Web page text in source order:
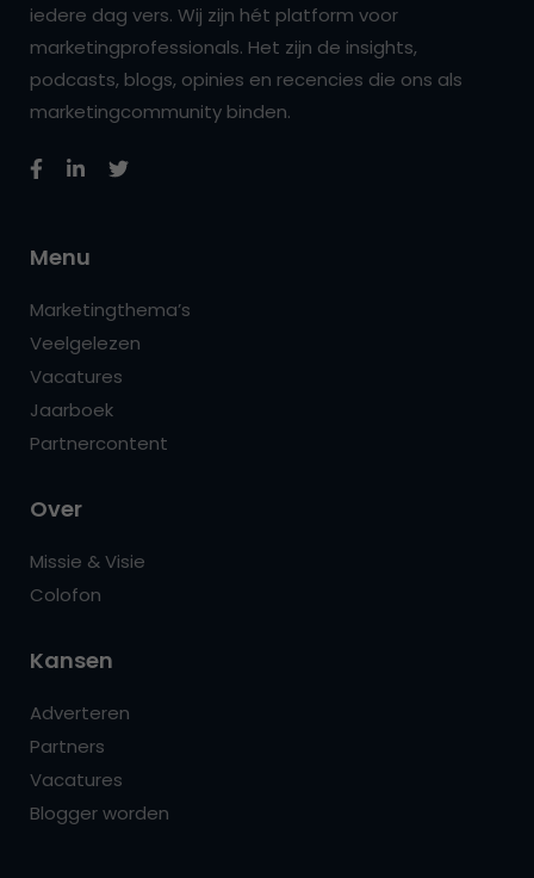
iedere dag vers. Wij zijn hét platform voor
marketingprofessionals. Het zijn de insights,
podcasts, blogs, opinies en recencies die ons als
marketingcommunity binden.
Menu
Marketingthema’s
Veelgelezen
Vacatures
Jaarboek
Partnercontent
Over
Missie & Visie
Colofon
Kansen
Adverteren
Partners
Vacatures
Blogger worden